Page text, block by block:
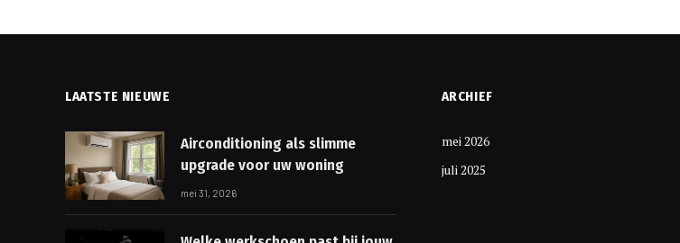
LAATSTE NIEUWE
Airconditioning als slimme
upgrade voor uw woning
mei 31, 2026
ARCHIEF
mei 2026
juli 2025